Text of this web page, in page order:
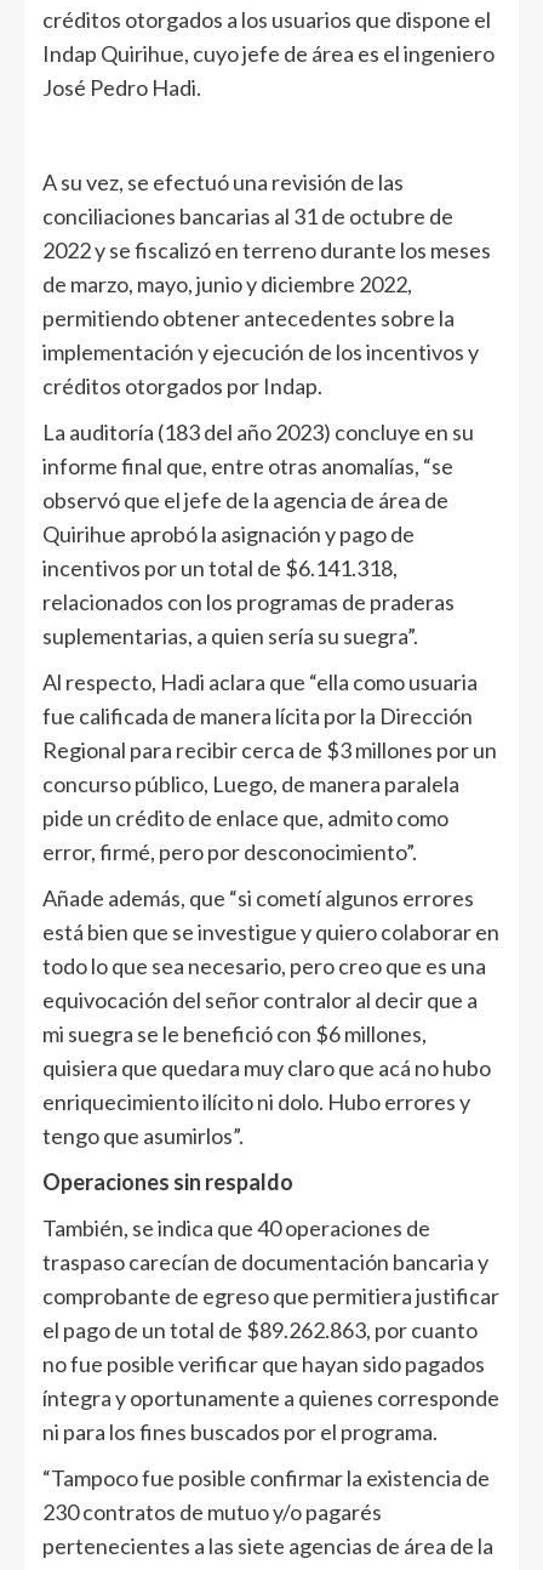
créditos otorgados a los usuarios que dispone el
Indap Quirihue, cuyo jefe de área es el ingeniero
José Pedro Hadi.
A su vez, se efectuó una revisión de las
conciliaciones bancarias al 31 de octubre de
2022 y se fiscalizó en terreno durante los meses
de marzo, mayo, junio y diciembre 2022,
permitiendo obtener antecedentes sobre la
implementación y ejecución de los incentivos y
créditos otorgados por Indap.
La auditoría (183 del año 2023) concluye en su
informe final que, entre otras anomalías, “se
observó que el jefe de la agencia de área de
Quirihue aprobó la asignación y pago de
incentivos por un total de $6.141.318,
relacionados con los programas de praderas
suplementarias, a quien sería su suegra”.
Al respecto, Hadi aclara que “ella como usuaria
fue calificada de manera lícita por la Dirección
Regional para recibir cerca de $3 millones por un
concurso público, Luego, de manera paralela
pide un crédito de enlace que, admito como
error, firmé, pero por desconocimiento”.
Añade además, que “si cometí algunos errores
está bien que se investigue y quiero colaborar en
todo lo que sea necesario, pero creo que es una
equivocación del señor contralor al decir que a
mi suegra se le benefició con $6 millones,
quisiera que quedara muy claro que acá no hubo
enriquecimiento ilícito ni dolo. Hubo errores y
tengo que asumirlos”.
Operaciones sin respaldo
También, se indica que 40 operaciones de
traspaso carecían de documentación bancaria y
comprobante de egreso que permitiera justificar
el pago de un total de $89.262.863, por cuanto
no fue posible verificar que hayan sido pagados
íntegra y oportunamente a quienes corresponde
ni para los fines buscados por el programa.
“Tampoco fue posible confirmar la existencia de
230 contratos de mutuo y/o pagarés
pertenecientes a las siete agencias de área de la